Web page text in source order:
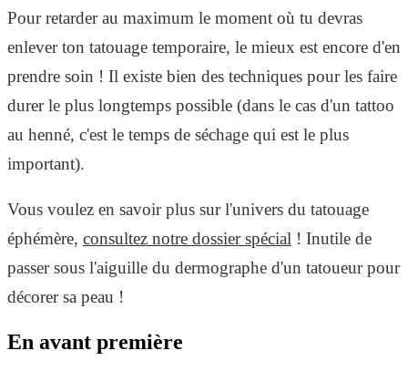
Pour retarder au maximum le moment où tu devras
enlever ton tatouage temporaire, le mieux est encore d'en
prendre soin ! Il existe bien des techniques pour les faire
durer le plus longtemps possible (dans le cas d'un tattoo
au henné, c'est le temps de séchage qui est le plus
important).
Vous voulez en savoir plus sur l'univers du tatouage
éphémère, consultez notre dossier spécial ! Inutile de
passer sous l'aiguille du dermographe d'un tatoueur pour
décorer sa peau !
En avant première